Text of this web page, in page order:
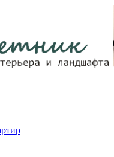
и обустройство дома.